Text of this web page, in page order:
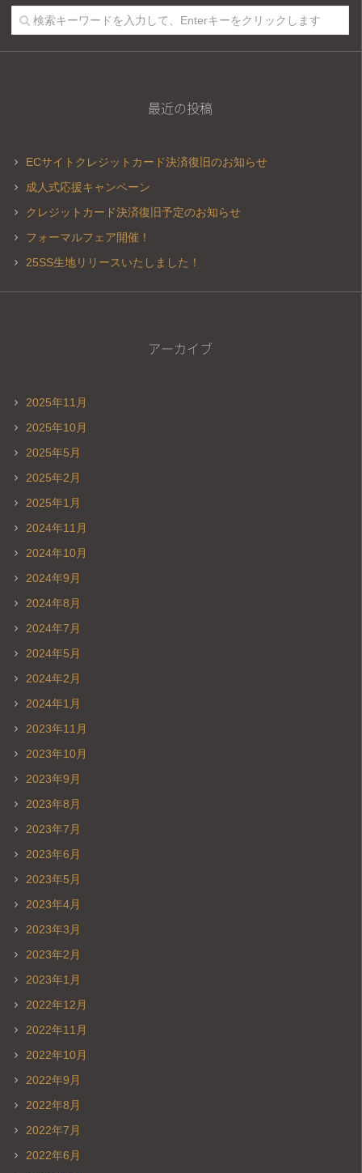
最近の投稿
ECサイトクレジットカード決済復旧のお知らせ
成人式応援キャンペーン
クレジットカード決済復旧予定のお知らせ
フォーマルフェア開催！
25SS生地リリースいたしました！
アーカイブ
2025年11月
2025年10月
2025年5月
2025年2月
2025年1月
2024年11月
2024年10月
2024年9月
2024年8月
2024年7月
2024年5月
2024年2月
2024年1月
2023年11月
2023年10月
2023年9月
2023年8月
2023年7月
2023年6月
2023年5月
2023年4月
2023年3月
2023年2月
2023年1月
2022年12月
2022年11月
2022年10月
2022年9月
2022年8月
2022年7月
2022年6月